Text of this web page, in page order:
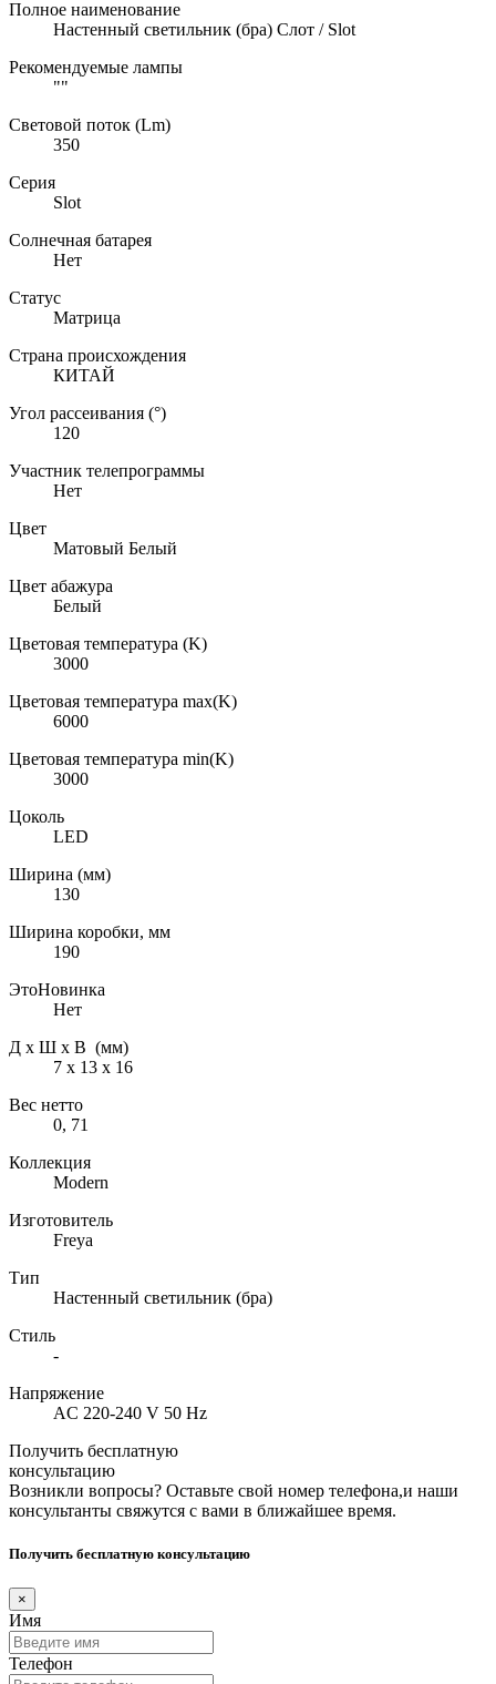
Полное наименование
Настенный светильник (бра) Слот / Slot
Рекомендуемые лампы
""
Световой поток (Lm)
350
Серия
Slot
Солнечная батарея
Нет
Статус
Матрица
Страна происхождения
КИТАЙ
Угол рассеивания (°)
120
Участник телепрограммы
Нет
Цвет
Матовый Белый
Цвет абажура
Белый
Цветовая температура (K)
3000
Цветовая температура max(K)
6000
Цветовая температура min(K)
3000
Цоколь
LED
Ширина (мм)
130
Ширина коробки, мм
190
ЭтоНовинка
Нет
Д х Ш х В (мм)
7 х 13 х 16
Вес нетто
0, 71
Коллекция
Modern
Изготовитель
Freya
Тип
Настенный светильник (бра)
Стиль
-
Напряжение
AC 220-240 V 50 Hz
Получить бесплатную
консультацию
Возникли вопросы? Оставьте свой номер телефона,и наши
консультанты свяжутся с вами в ближайшее время.
Получить бесплатную консультацию
×
Имя
Телефон